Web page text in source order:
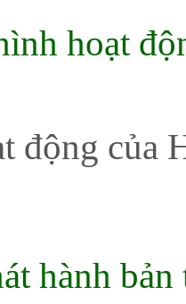
hoạt
động của
hành